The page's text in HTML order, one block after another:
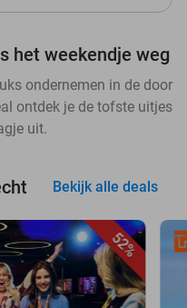
het weekendje weg
ondernemen in de door
ontdek je de tofste uitjes
uit.
Bekijk alle deals
52%